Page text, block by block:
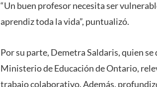
“Un buen profesor necesita ser
aprendiz toda la vida”, puntualizó.
Por su parte, Demetra Saldaris, quien
Ministerio de Educación de Ontario,
trabajo colaborativo. Además,